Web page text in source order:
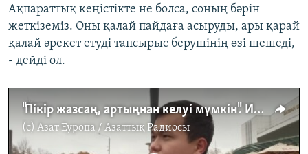
Ақпараттық кеңістікте не болса, соның бәрін
жеткіземіз. Оны қалай пайдаға асыруды, ары қарай
қалай әрекет етуді тапсырыс берушінің өзі шешеді,
- дейді ол.
"Пікір жазсаң, артыңнан келуі мүмкін". Интернеттегі еркіндік жайлы жұрт пікірі
(c) Азат Еуропа / Азаттық Радиосы